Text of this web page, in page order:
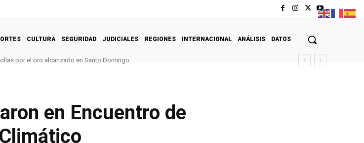
CULTURA SEGURIDAD JUDICIALES REGIONES INTERNACIONAL ANÁLISIS DATOS
por el oro alcanzado en Santo Domingo
en Encuentro de